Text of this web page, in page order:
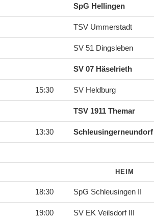
SpG Hellingen
TSV Ummerstadt
SV 51 Dingsleben
SV 07 Häselrieth
15:30 SV Heldburg
TSV 1911 Themar
13:30 Schleusingerneundorf
HEIM
18:30 SpG Schleusingen II
19:00 SV EK Veilsdorf III